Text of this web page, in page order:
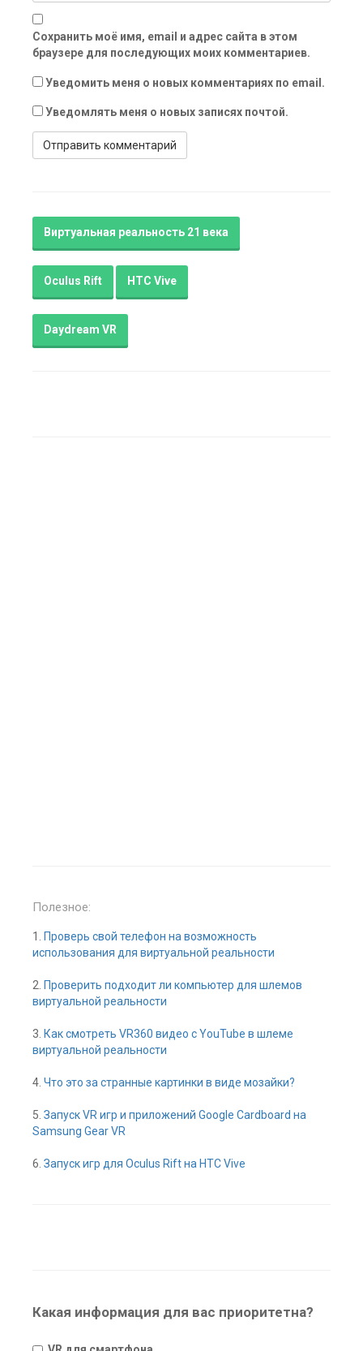
Сохранить моё имя, email и адрес сайта в этом
браузере для последующих моих комментариев.
Уведомить меня о новых комментариях по email.
Уведомлять меня о новых записях почтой.
Виртуальная реальность 21 века
Oculus Rift HTC Vive
Daydream VR
Полезное:
1.
Проверь свой телефон на возможность
использования для виртуальной реальности
2. Проверить подходит ли компьютер для шлемов
виртуальной реальности
3. Как смотреть VR360 видео с YouTube в шлеме
виртуальной реальности
4. Что это за странные картинки в виде мозайки?
5. Запуск VR игр и приложений Google Cardboard на
Samsung Gear VR
6. Запуск игр для Oculus Rift на HTC Vive
Какая информация для вас приоритетна?